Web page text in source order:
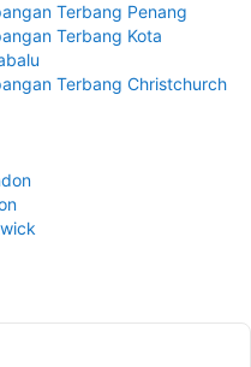
Terbang Penang
Terbang Kota
Terbang Christchurch